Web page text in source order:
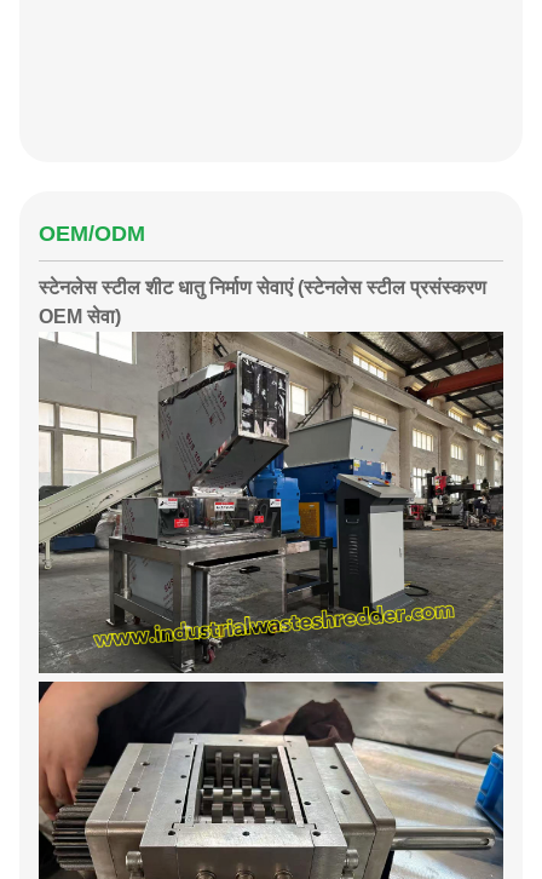
OEM/ODM
स्टेनलेस स्टील शीट धातु निर्माण सेवाएं (स्टेनलेस स्टील प्रसंस्करण
OEM सेवा)